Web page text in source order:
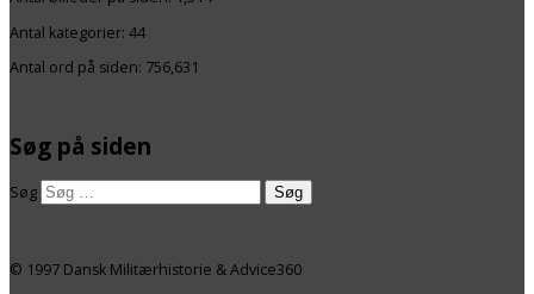
Antal kategorier: 44
Antal ord på siden: 756,631
Søg på siden
Søg
© 1997 Dansk Militærhistorie & Advice360